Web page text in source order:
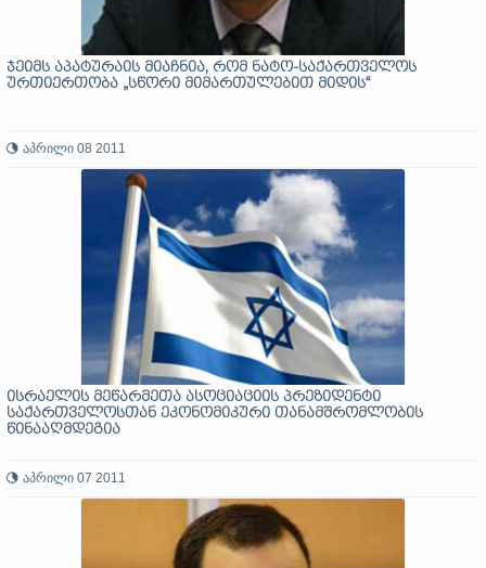
ჯეიმს აპატურაის მიაჩნია, რომ ნატო-საქართველოს
ურთიერთობა „სწორი მიმართულებით მიდის“
აპრილი 08 2011
ისრაელის მეწარმეთა ასოციაციის პრეზიდენტი
საქართველოსთან ეკონომიკური თანამშრომლობის
წინააღმდეგია
აპრილი 07 2011